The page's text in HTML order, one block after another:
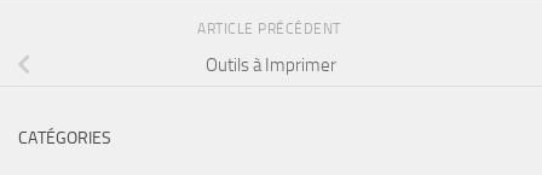
ARTICLE PRÉCÉDENT
Outils à Imprimer
CATÉGORIES